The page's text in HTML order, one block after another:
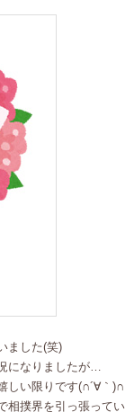
ました(笑)
になりましたが…
しい限りです(∩´∀｀)∩
相撲界を引っ張って